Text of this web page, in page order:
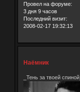
Провел на форуме:
3 дня 9 часов
Последний визит:
2008-02-17 19:32:13
Наёмник
_Тень за твоей спиной_